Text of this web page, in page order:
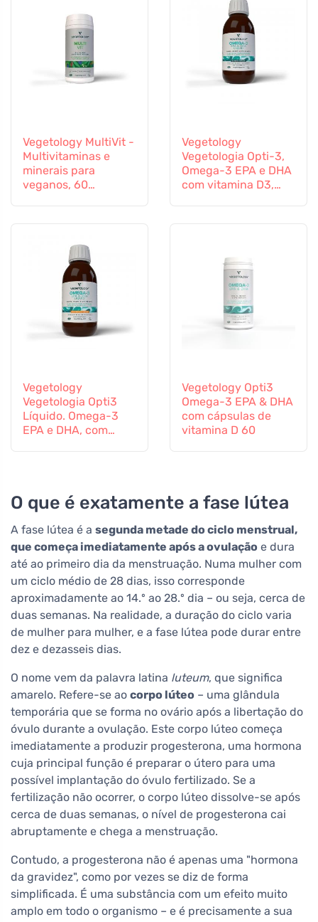
Vegetology MultiVit -
Multivitaminas e
minerais para
veganos, 60
Vegetology
Vegetologia Opti-3,
Omega-3 EPA e DHA
com vitamina D3,
Vegetology
Vegetologia Opti3
Líquido. Omega-3
EPA e DHA, com
Vegetology Opti3
Omega-3 EPA & DHA
com cápsulas de
vitamina D 60
O que é exatamente a fase lútea
A fase lútea é a segunda metade do ciclo menstrual,
que começa imediatamente após a ovulação e dura
até ao primeiro dia da menstruação. Numa mulher com
um ciclo médio de 28 dias, isso corresponde
aproximadamente ao 14.º ao 28.º dia – ou seja, cerca de
duas semanas. Na realidade, a duração do ciclo varia
de mulher para mulher, e a fase lútea pode durar entre
dez e dezasseis dias.
O nome vem da palavra latina luteum, que significa
amarelo. Refere-se ao corpo lúteo – uma glândula
temporária que se forma no ovário após a libertação do
óvulo durante a ovulação. Este corpo lúteo começa
imediatamente a produzir progesterona, uma hormona
cuja principal função é preparar o útero para uma
possível implantação do óvulo fertilizado. Se a
fertilização não ocorrer, o corpo lúteo dissolve-se após
cerca de duas semanas, o nível de progesterona cai
abruptamente e chega a menstruação.
Contudo, a progesterona não é apenas uma "hormona
da gravidez", como por vezes se diz de forma
simplificada. É uma substância com um efeito muito
amplo em todo o organismo – e é precisamente a sua